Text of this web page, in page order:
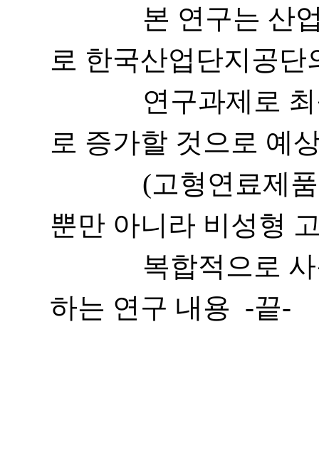
본 연구는 산업통
로 한국산업단지공
연구과제로 최근
로 증가할 것으로 예
(고형연료제품사
뿐만 아니라 비성형
복합적으로 사용
하는 연구 내용 -끝-